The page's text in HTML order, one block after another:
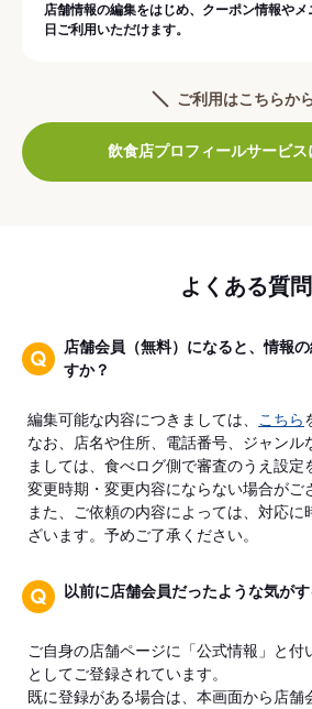
店舗情報の編集をはじめ、クーポン情報や
日ご利用いただけます。
ご利用はこちらか
飲食店プロフィールサービス
よくある質問
店舗会員（無料）になると、情報
すか？
編集可能な内容につきましては、 こちら
なお、店名や住所、電話番号、ジャンル
ましては、食べログ側で審査のうえ設定
変更時期・変更内容にならない場合がご
また、ご依頼の内容によっては、対応に
ざいます。予めご了承ください。
以前に店舗会員だったような気がす
ご自身の店舗ページに「公式情報」と付
としてご登録されています。
既に登録がある場合は、本画面から店舗